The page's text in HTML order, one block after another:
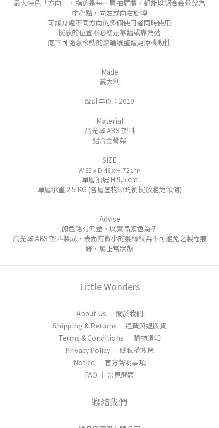
最大特色「方向」，指的是每一層抽屜櫃，都能以鋁合金骨架為
中心點，向左或向右旋轉
可讓身處不同方向的多個使用者同時使用
擺放的位置不必總是靠牆或靠角落
底下可隨意移動的滾輪讓整體更添機動性
Made
義大利
設計年份：2010
Material
高光澤 ABS 塑料
鋁合金骨架
SIZE
W 35 x D 46 x H 72 cm
單層抽屜 H 9.5 cm
單層承重 2.5 KG (各層置物須均衡擺放避免傾倒)
Advise
顏色略有偏差，以實品顏色為準
高光澤 ABS 塑料製成，表面有微小的髮絲紋為不可避免之製程痕
跡，屬正常狀態
Little Wonders
About Us │ 關於我們
Shipping & Returns │運費與退換貨
Terms & Conditions │ 購物須知
Privacy Policy │ 隱私權政策
Notice │ 官方聲明事項
FAQ │ 常見問題
聯絡我們